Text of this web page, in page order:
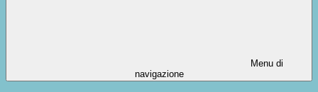
Menu di
navigazione